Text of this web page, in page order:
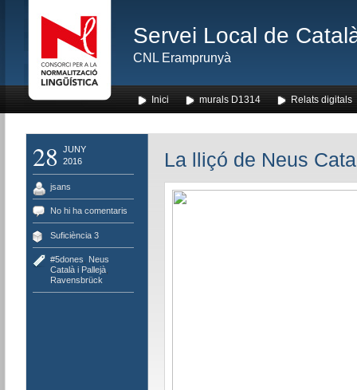
Servei Local de
CNL Eramprunyà
Inici murals D1314 Relats digitals
28
JUNY
2016
jsans
No hi ha comentaris
Suficiència 3
#5dones
Neus
Català i Pallejà,
Ravensbrück
La lliçó de Neus